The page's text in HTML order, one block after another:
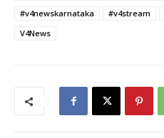
#v4newskarnataka
#v4stream
V4News